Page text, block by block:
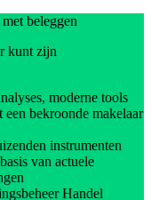
beleggen
kunt zijn
moderne tools
bekroonde makelaar
instrumenten
van actuele
Handel